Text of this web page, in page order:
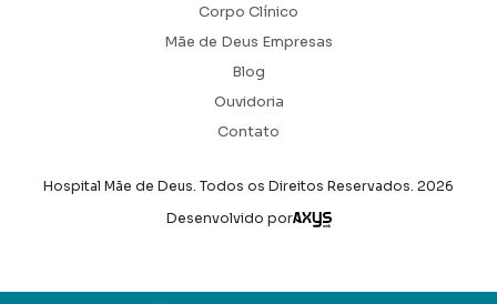
Corpo Clínico
Mãe de Deus Empresas
Blog
Ouvidoria
Contato
Hospital Mãe de Deus. Todos os Direitos Reservados. 2026
Desenvolvido por
Axysweb